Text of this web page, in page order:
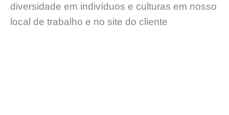
diversidade em indivíduos e culturas em nosso
local de trabalho e no site do cliente